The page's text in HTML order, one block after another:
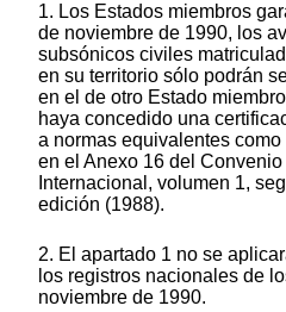
1. Los Estados miembros
de noviembre de 1990, los
subsónicos civiles
en su territorio sólo podrán
en el de otro Estado
haya concedido una
a normas equivalentes
en el Anexo 16 del Convenio
Internacional, volumen 1,
edición (1988).
2. El apartado 1 no se
los registros nacionales de
noviembre de 1990.